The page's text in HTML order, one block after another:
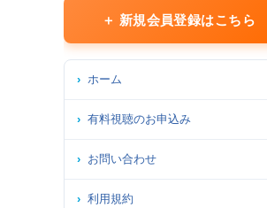
＋ 新規会員登録はこちら
ホーム
有料視聴のお申込み
お問い合わせ
利用規約